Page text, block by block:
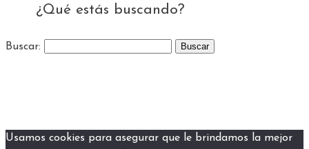
¿Qué estás buscando?
Buscar:
Usamos cookies para asegurar que le brindamos la mejor